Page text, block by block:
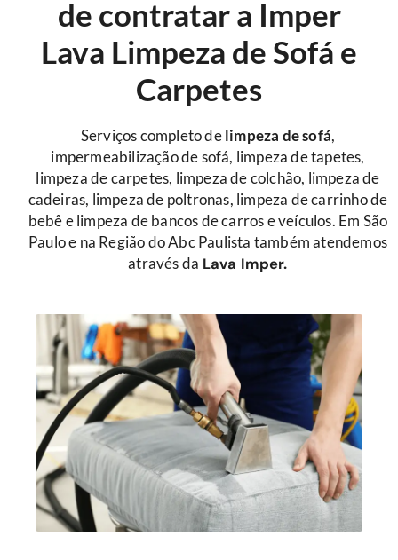
de contratar a Imper
Lava Limpeza de Sofá e
Carpetes
Serviços completo de limpeza de sofá,
impermeabilização de sofá, limpeza de tapetes,
limpeza de carpetes, limpeza de colchão, limpeza de
cadeiras, limpeza de poltronas, limpeza de carrinho de
bebê e limpeza de bancos de carros e veículos. Em São
Paulo e na Região do Abc Paulista também atendemos
através da Lava Imper.